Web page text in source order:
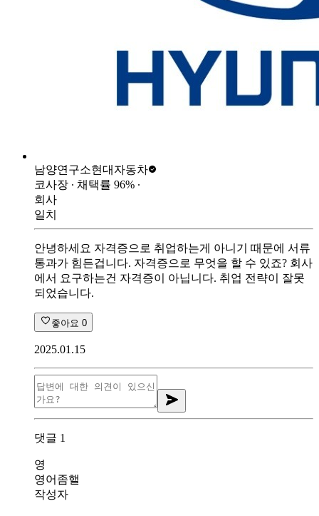
남양연구소현대자동차
코사장 ∙ 채택률 96% ∙
회사
일치
안녕하세요 자격증으로 취업하는게 아니기 때문에 서류
통과가 힘든겁니다. 자격증으로 무엇을 할 수 있죠? 회사
에서 요구하는건 자격증이 아닙니다. 취업 전략이 잘못
되었습니다.
좋아요 0
2025.01.15
댓글 1
영
영어좀핼
작성자